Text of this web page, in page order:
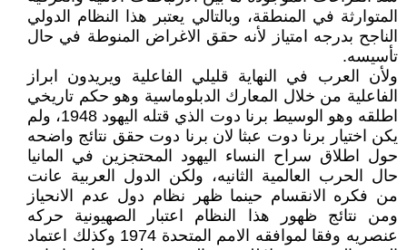
المتوارثة في المنطقة، وبالتالي يعتبر هذا النظام الدولي
الناجح بدرجه امتياز لأنه حقق الاغراض المنوطة في حال
تأسيسه.
ولأن العرب في النهاية قليلي الفاعلية ويريدون ابراز
الفاعلية من خلال المعارك الدبلوماسية وهو حكم تاريخي
اطلقه وهو الوسيط برنا دوت الذي قتله اليهود 1948، ولم
يكن اختيار برنا دوت عبثا لان برنا دوت حقق نتائج واضحه
حول اطلاق سراح النساء اليهود المحتجزين في المانيا
حال الحرب العالمية الثانيه، ولكن الدول العربية عانت
من فكره الانقسام حينما ظهر نظام دول عدم الانحياز
ومن نتائج ظهور هذا النظام اعتبار الصهيونية حركه
عنصريه وفقا لموافقه الامم المتحدة 1974 وكذلك اعتماد